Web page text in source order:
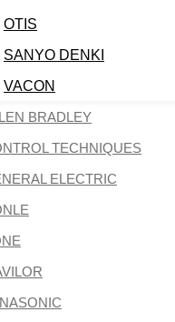
OTIS
SANYO DENKI
VACON
BRADLEY
TECHNIQUES
ELECTRIC